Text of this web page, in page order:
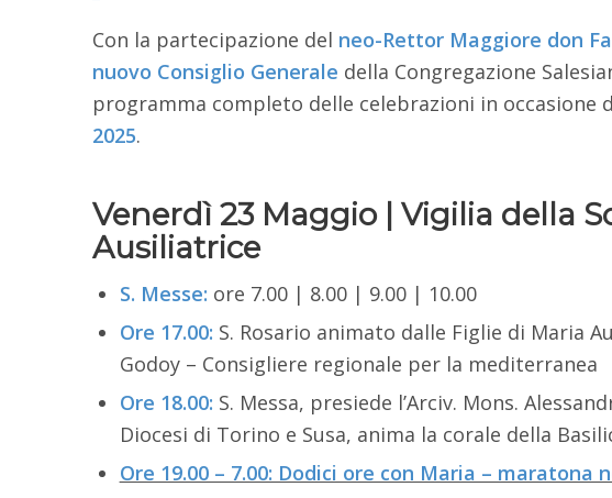
Con la partecipazione del neo-Rettor Maggiore don
nuovo Consiglio Generale della Congregazione
programma completo delle celebrazioni in occasione
2025.
Venerdì 23 Maggio | Vigilia della
Ausiliatrice
S. Messe: ore 7.00 | 8.00 | 9.00 | 10.00
Ore 17.00: S. Rosario animato dalle Figlie di Maria
Godoy – Consigliere regionale per la mediterranea
Ore 18.00: S. Messa, presiede l’Arciv. Mons.
Diocesi di Torino e Susa, anima la corale della
Ore 19.00 – 7.00: Dodici ore con Maria – maratona